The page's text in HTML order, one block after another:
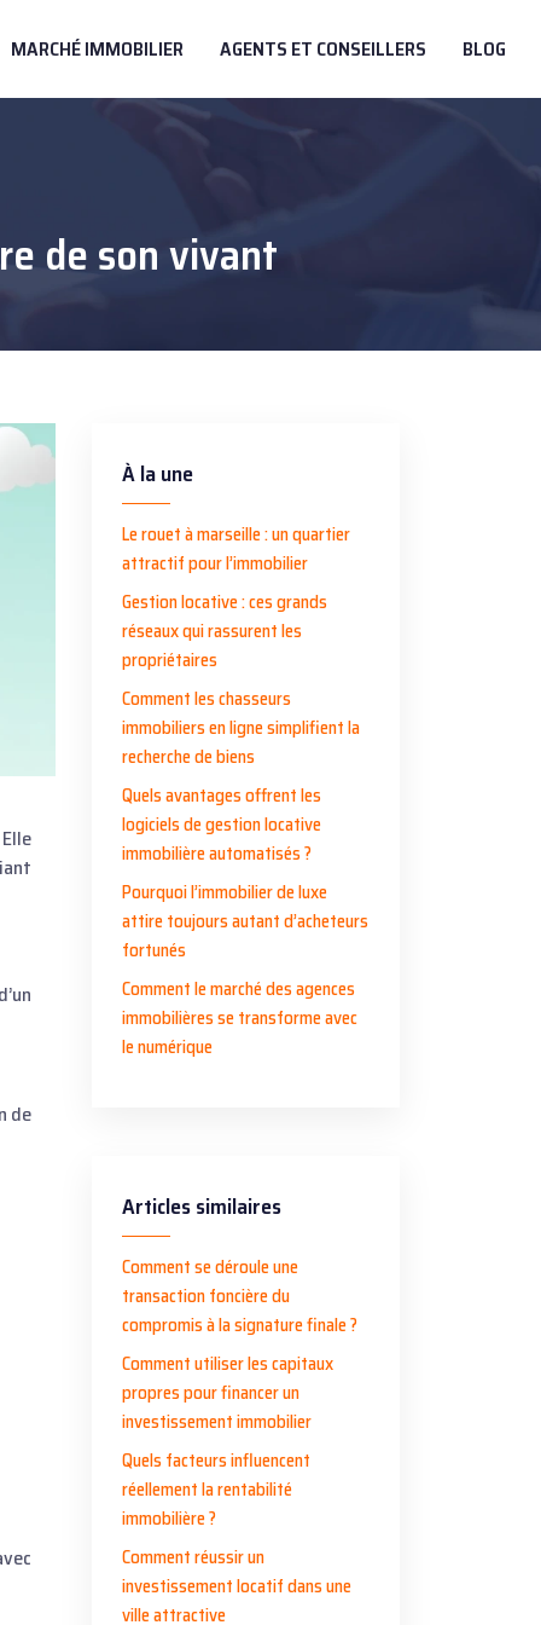
MARCHÉ IMMOBILIER AGENTS ET CONSEILLERS BLOG
de son vivant
de
À la une
Le rouet à marseille : un quartier
attractif pour l’immobilier
Gestion locative : ces grands
réseaux qui rassurent les
propriétaires
Comment les chasseurs
immobiliers en ligne simplifient la
recherche de biens
Quels avantages offrent les
logiciels de gestion locative
immobilière automatisés ?
Pourquoi l’immobilier de luxe
attire toujours autant d’acheteurs
fortunés
Comment le marché des agences
immobilières se transforme avec
le numérique
Articles similaires
Comment se déroule une
transaction foncière du
compromis à la signature finale ?
Comment utiliser les capitaux
propres pour financer un
investissement immobilier
Quels facteurs influencent
réellement la rentabilité
immobilière ?
Comment réussir un
investissement locatif dans une
ville attractive